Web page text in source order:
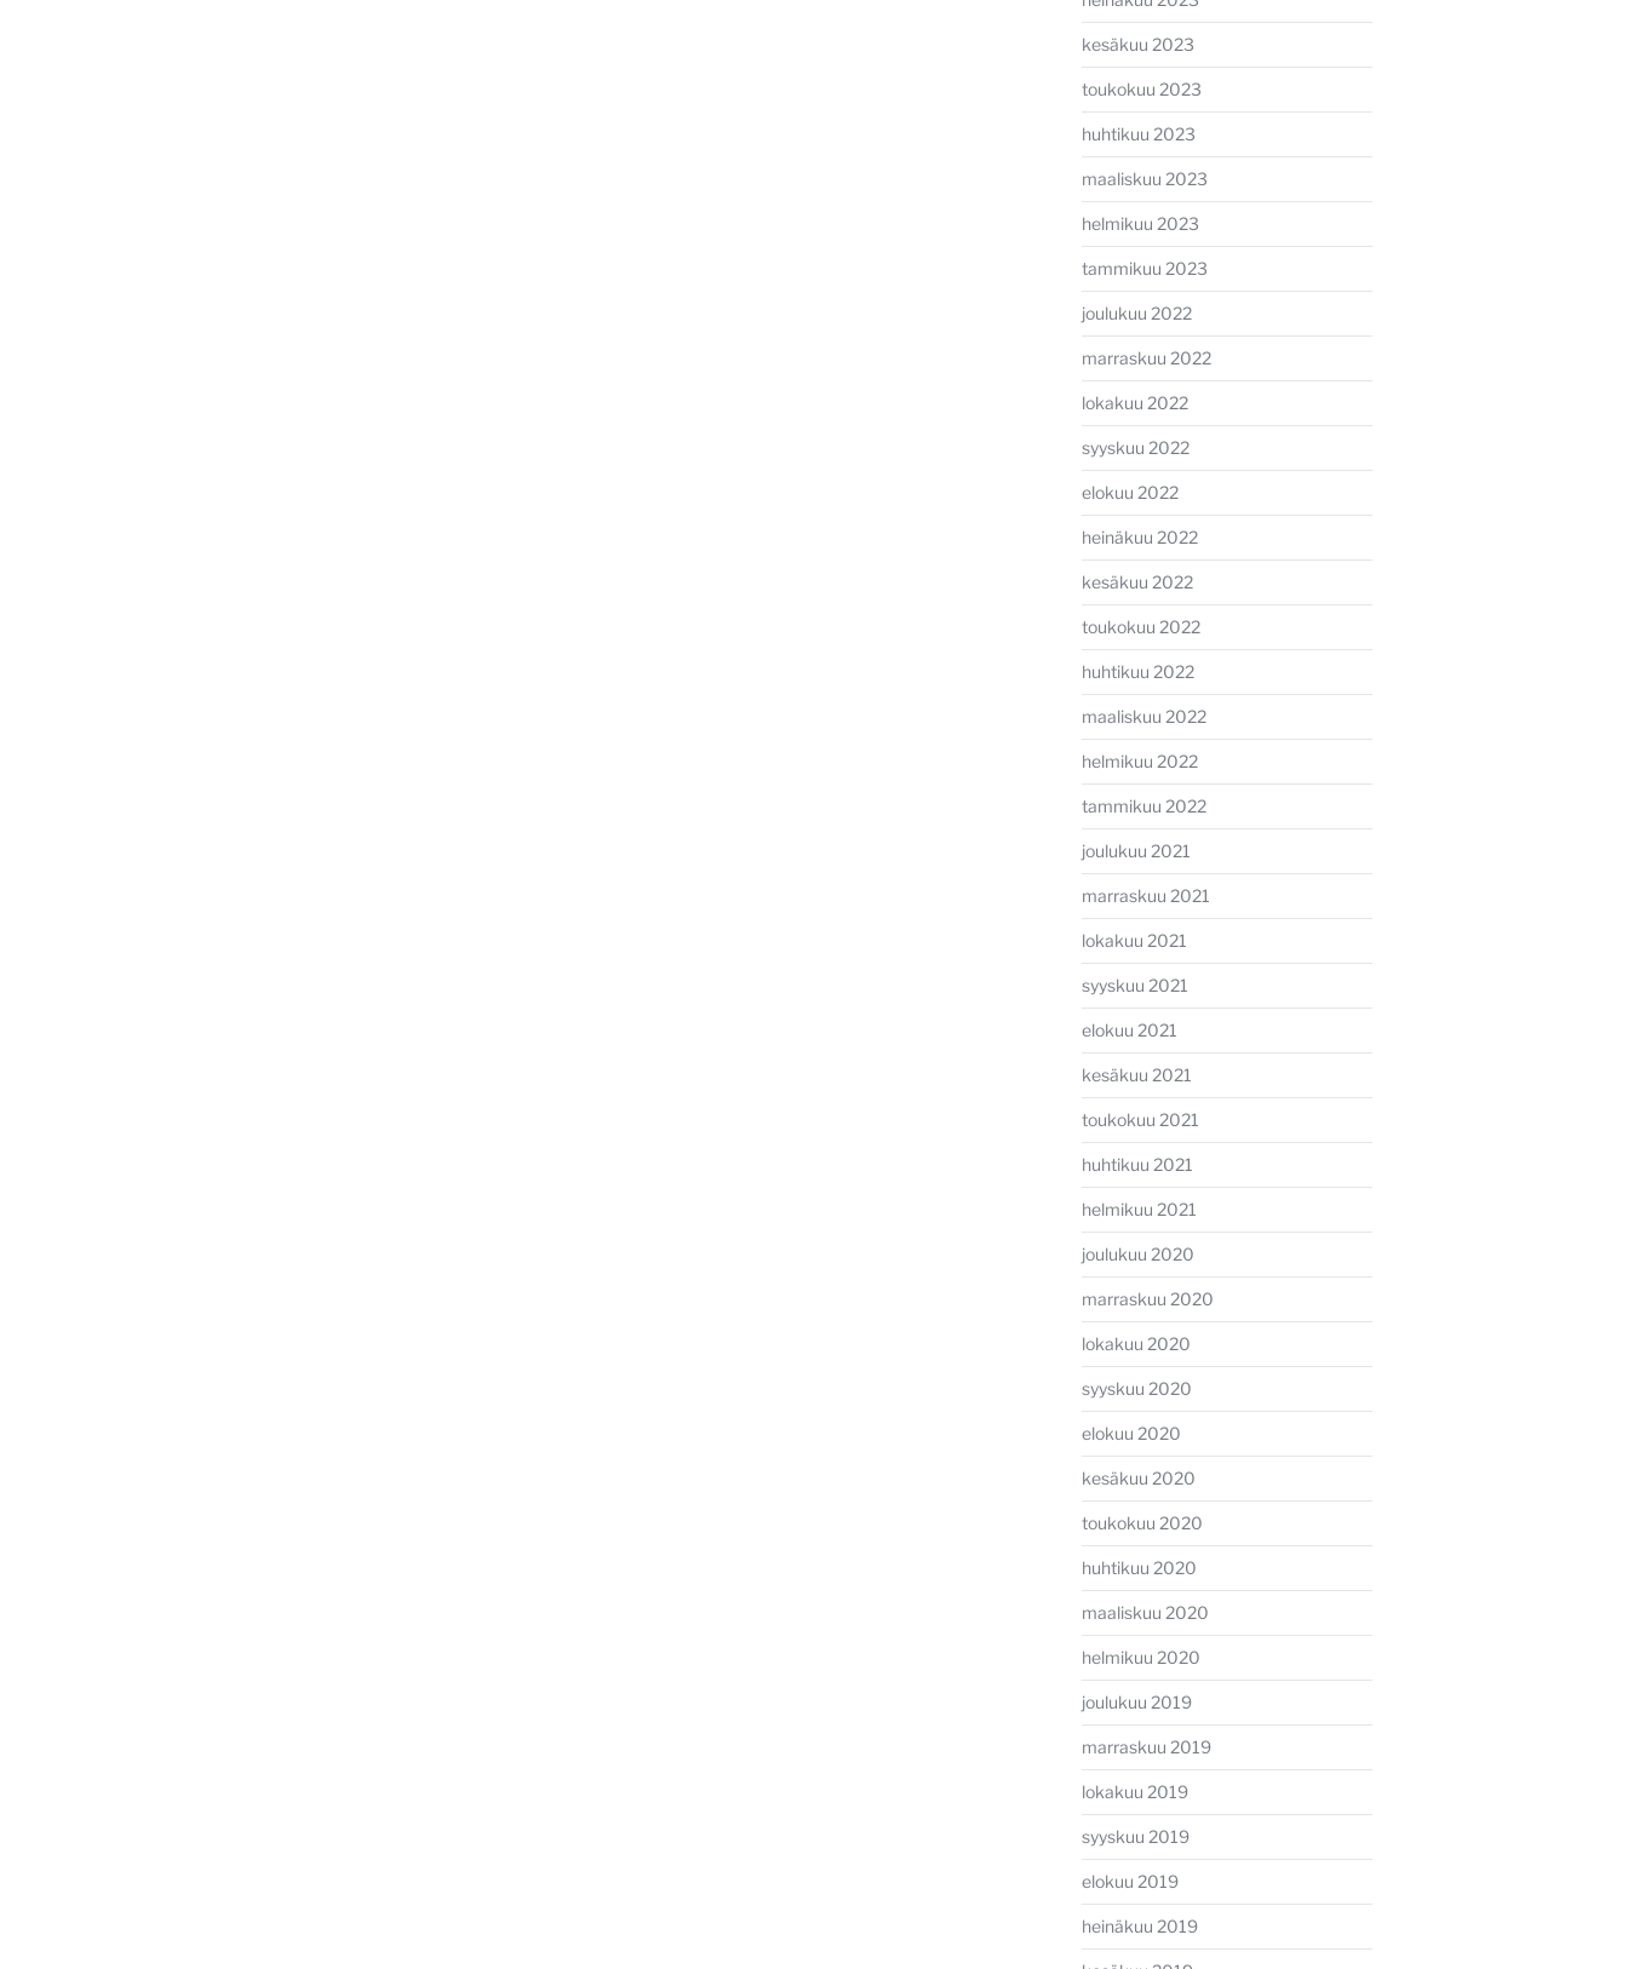
kesäkuu 2023
toukokuu 2023
huhtikuu 2023
maaliskuu 2023
helmikuu 2023
tammikuu 2023
joulukuu 2022
marraskuu 2022
lokakuu 2022
syyskuu 2022
elokuu 2022
heinäkuu 2022
kesäkuu 2022
toukokuu 2022
huhtikuu 2022
maaliskuu 2022
helmikuu 2022
tammikuu 2022
joulukuu 2021
marraskuu 2021
lokakuu 2021
syyskuu 2021
elokuu 2021
kesäkuu 2021
toukokuu 2021
huhtikuu 2021
helmikuu 2021
joulukuu 2020
marraskuu 2020
lokakuu 2020
syyskuu 2020
elokuu 2020
kesäkuu 2020
toukokuu 2020
huhtikuu 2020
maaliskuu 2020
helmikuu 2020
joulukuu 2019
marraskuu 2019
lokakuu 2019
syyskuu 2019
elokuu 2019
heinäkuu 2019